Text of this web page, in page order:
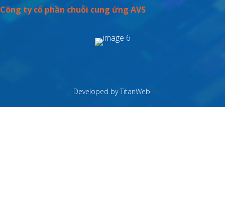
Công ty cổ phần chuỗi cung ứng AVS
Developed byTitanWeb.